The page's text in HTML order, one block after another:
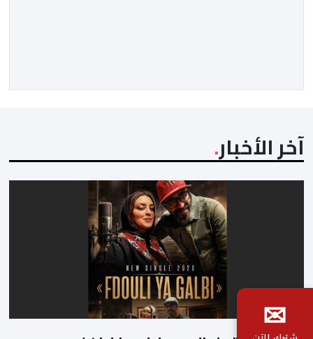
الكبيير للقطار فائق […]
آخر الأخبار
✉